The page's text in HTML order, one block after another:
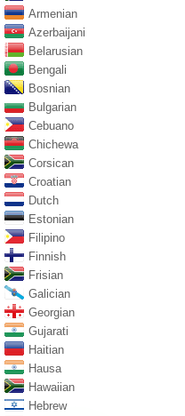
Armenian
Azerbaijani
Belarusian
Bengali
Bosnian
Bulgarian
Cebuano
Chichewa
Corsican
Croatian
Dutch
Estonian
Filipino
Finnish
Frisian
Galician
Georgian
Gujarati
Haitian
Hausa
Hawaiian
Hebrew